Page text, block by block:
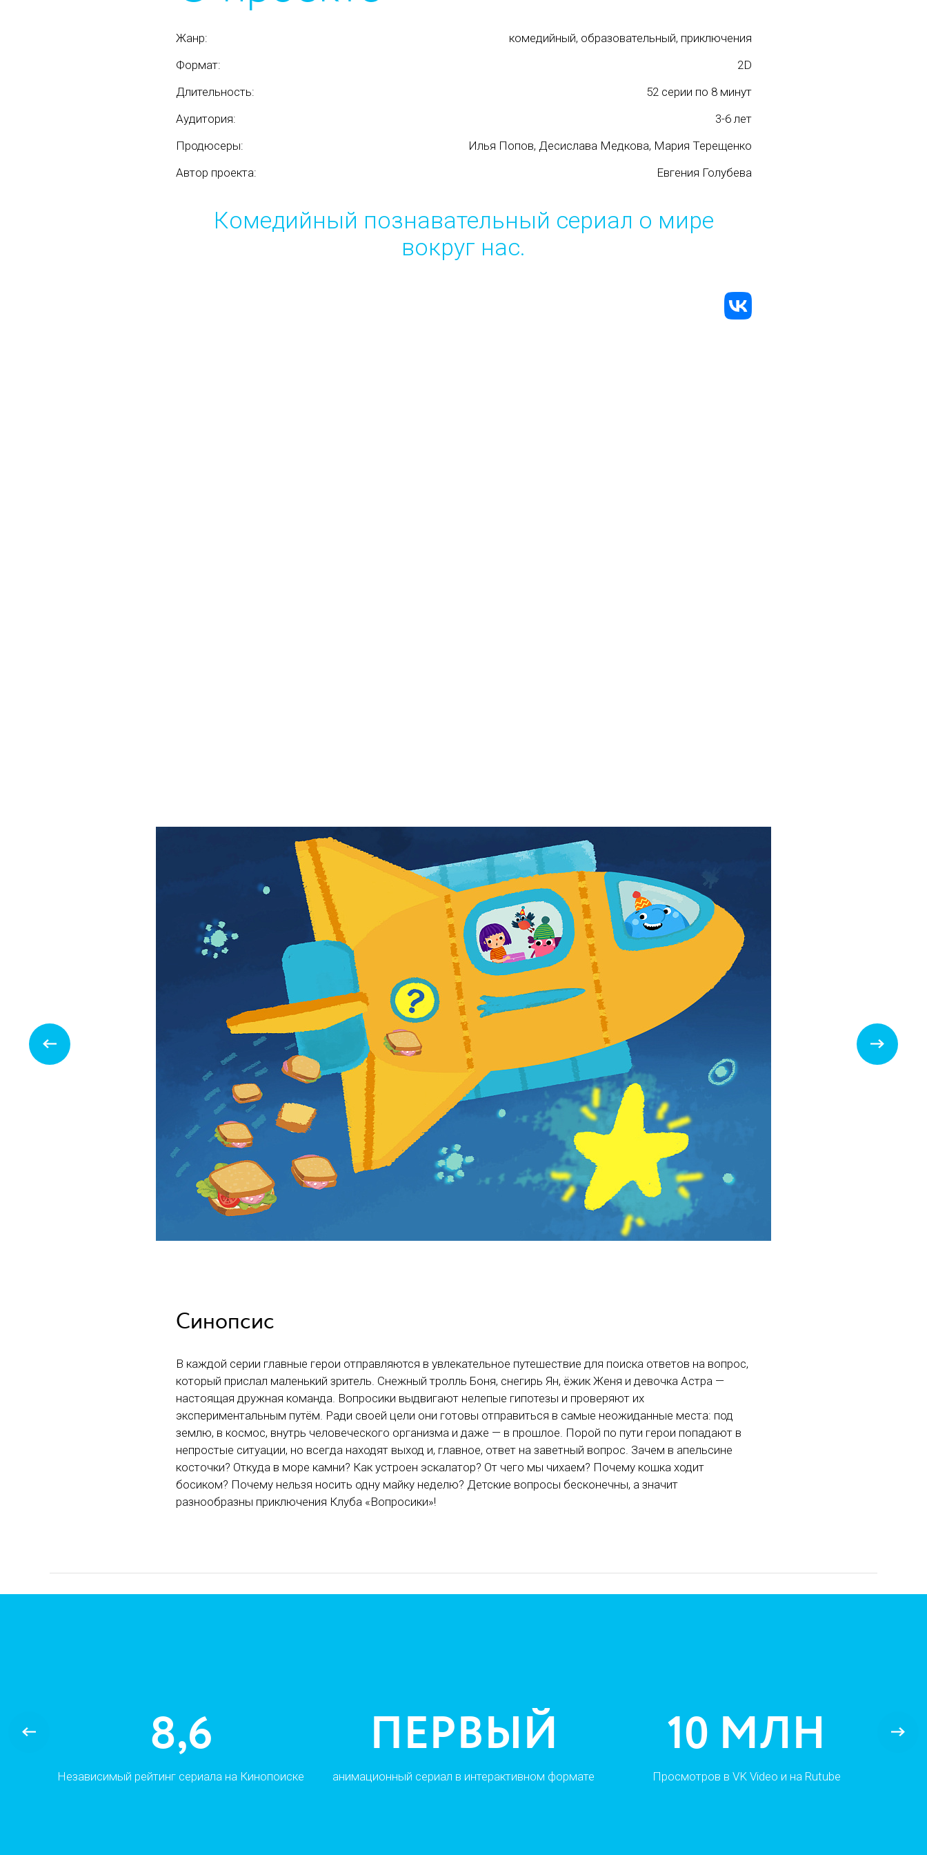
Жанр:
комедийный, образовательный, приключения
Формат:
2D
Длительность:
52 серии по 8 минут
Аудитория:
3-6 лет
Продюсеры:
Илья Попов, Десислава Медкова, Мария Терещенко
Автор проекта:
Евгения Голубева
Комедийный познавательный сериал о мире
вокруг нас.
Синопсис
В каждой серии главные герои отправляются в увлекательное путешествие для поиска ответов на вопрос,
который прислал маленький зритель. Снежный тролль Боня, снегирь Ян, ёжик Женя и девочка Астра —
настоящая дружная команда. Вопросики выдвигают нелепые гипотезы и проверяют их
экспериментальным путём. Ради своей цели они готовы отправиться в самые неожиданные места: под
землю, в космос, внутрь человеческого организма и даже — в прошлое. Порой по пути герои попадают в
непростые ситуации, но всегда находят выход и, главное, ответ на заветный вопрос. Зачем в апельсине
косточки? Откуда в море камни? Как устроен эскалатор? От чего мы чихаем? Почему кошка ходит
босиком? Почему нельзя носить одну майку неделю? Детские вопросы бесконечны, а значит
разнообразны приключения Клуба «Вопросики»!
8,6
Независимый рейтинг сериала на Кинопоиске
ПЕРВЫЙ
анимационный сериал в интерактивном формате
10 МЛН
Просмотров в VK Video и на Rutube